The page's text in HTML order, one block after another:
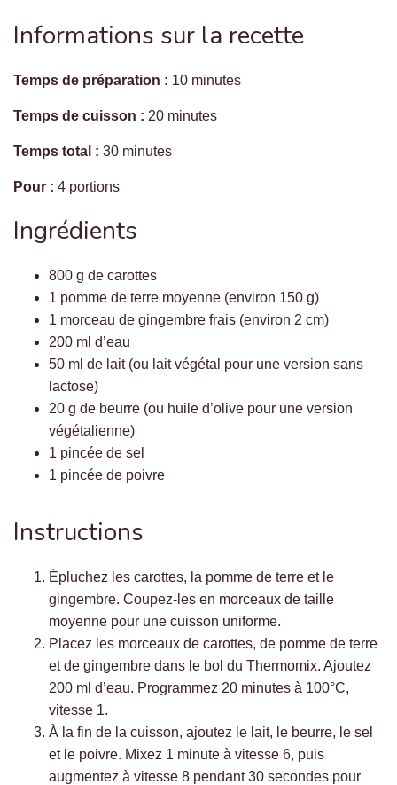
Informations sur la recette
Temps de préparation : 10 minutes
Temps de cuisson : 20 minutes
Temps total : 30 minutes
Pour : 4 portions
Ingrédients
800 g de carottes
1 pomme de terre moyenne (environ 150 g)
1 morceau de gingembre frais (environ 2 cm)
200 ml d’eau
50 ml de lait (ou lait végétal pour une version sans
lactose)
20 g de beurre (ou huile d’olive pour une version
végétalienne)
1 pincée de sel
1 pincée de poivre
Instructions
Épluchez les carottes, la pomme de terre et le
gingembre. Coupez-les en morceaux de taille
moyenne pour une cuisson uniforme.
Placez les morceaux de carottes, de pomme de terre
et de gingembre dans le bol du Thermomix. Ajoutez
200 ml d’eau. Programmez 20 minutes à 100°C,
vitesse 1.
À la fin de la cuisson, ajoutez le lait, le beurre, le sel
et le poivre. Mixez 1 minute à vitesse 6, puis
augmentez à vitesse 8 pendant 30 secondes pour